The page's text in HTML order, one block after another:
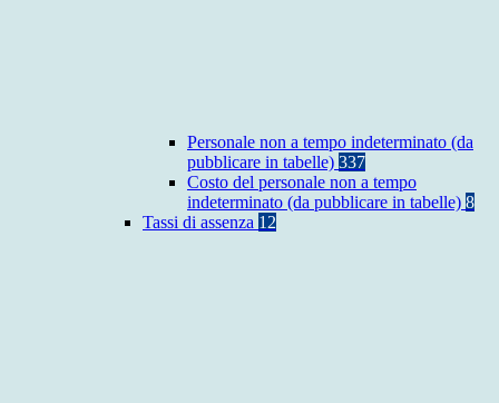
Personale non a tempo indeterminato (da
pubblicare in tabelle) 337
Costo del personale non a tempo
indeterminato (da pubblicare in tabelle) 8
Tassi di assenza 12